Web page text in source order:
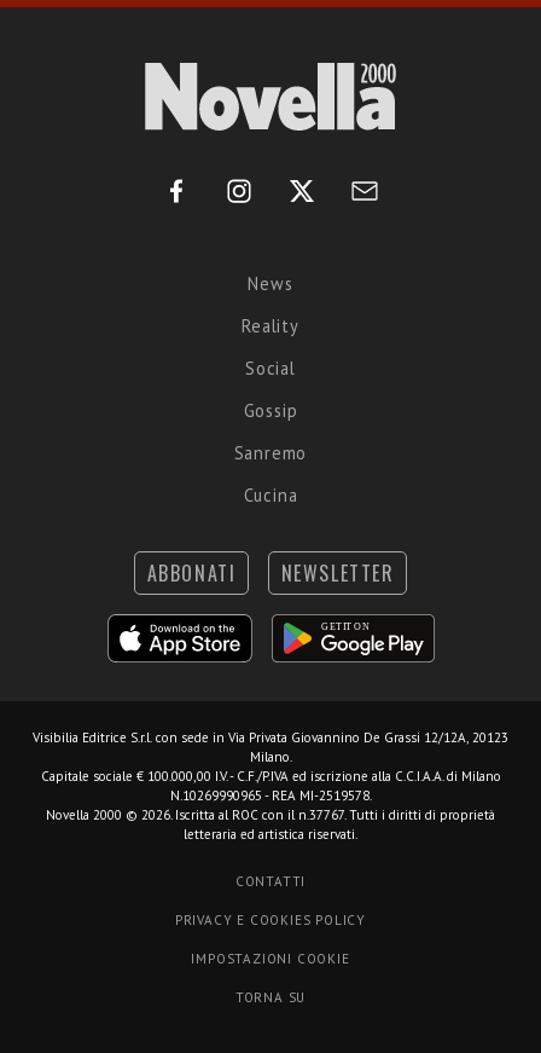
News
Reality
Social
Gossip
Sanremo
Cucina
ABBONATI NEWSLETTER
Visibilia Editrice S.r.l. con sede in Via Privata Giovannino De Grassi 12/12A, 20123
Milano.
Capitale sociale € 100.000,00 I.V. - C.F./P.IVA ed iscrizione alla C.C.I.A.A. di Milano
N.10269990965 - REA MI-2519578.
Novella 2000 © 2026. Iscritta al ROC con il n.37767. Tutti i diritti di proprietà
letteraria ed artistica riservati.
CONTATTI
PRIVACY E COOKIES POLICY
IMPOSTAZIONI COOKIE
TORNA SU